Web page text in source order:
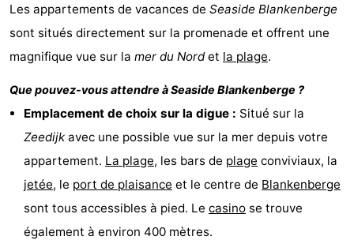
Musées
-
Monuments
-
Moulins
Attractions
Croisières
Fermes
Terrains
Les appartements de vacances de Seaside Blankenberge
sont situés directement sur la promenade et offrent une
magnifique vue sur la mer du Nordet la plage.
Que pouvez-vous attendre àSeaside Blankenberge ?
Emplacement de choix sur la digue : Situé sur la
Zeedijk avec une possible vue sur la mer depuis votre
appartement. La plage, les bars de plage conviviaux, la
jetée, le port de plaisance et le centre de Blankenberge
sont tous accessibles à pied. Le casino se trouve
également à environ 400 mètres.